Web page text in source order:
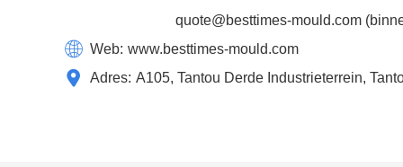
quote@besttimes-mould.com
Web: www.besttimes-mould.com
Adres: A105, Tantou Derde Industrieterrein,